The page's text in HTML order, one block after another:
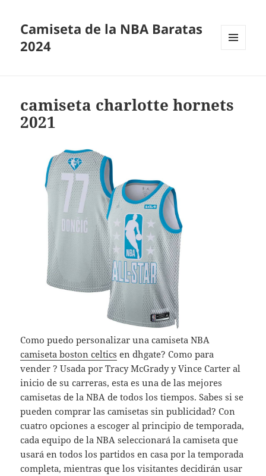
Camiseta de la NBA Baratas
2024
camiseta charlotte hornets
2021
Como puedo personalizar una camiseta NBA
camiseta boston celtics en dhgate? Como para
vender ? Usada por Tracy McGrady y Vince Carter al
inicio de su carreras, esta es una de las mejores
camisetas de la NBA de todos los tiempos. Sabes si se
pueden comprar las camisetas sin publicidad? Con
cuatro opciones a escoger al principio de temporada,
cada equipo de la NBA seleccionará la camiseta que
usará en todos los partidos en casa por la temporada
completa, mientras que los visitantes decidirán usar